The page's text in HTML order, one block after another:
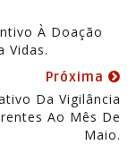
À Doação
Vidas.
Próxima
Da Vigilância
Ao Mês De
Maio.